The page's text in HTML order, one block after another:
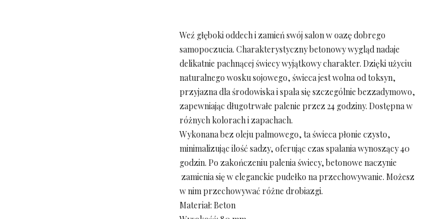
Weź głęboki oddech i zamień swój salon w oazę dobrego
samopoczucia. Charakterystyczny betonowy wygląd nadaje
delikatnie pachnącej świecy wyjątkowy charakter. Dzięki użyciu
naturalnego wosku sojowego, świeca jest wolna od toksyn,
przyjazna dla środowiska i spala się szczególnie bezzadymowo,
zapewniając długotrwałe palenie przez 24 godziny. Dostępna w
różnych kolorach i zapachach.
Wykonana bez oleju palmowego, ta świeca płonie czysto,
minimalizując ilość sadzy, oferując czas spalania wynoszący 40
godzin. Po zakończeniu palenia świecy, betonowe naczynie
zamienia się w eleganckie pudełko na przechowywanie. Możesz
w nim przechowywać różne drobiazgi.
Materiał: Beton